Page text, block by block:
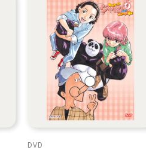
DVD